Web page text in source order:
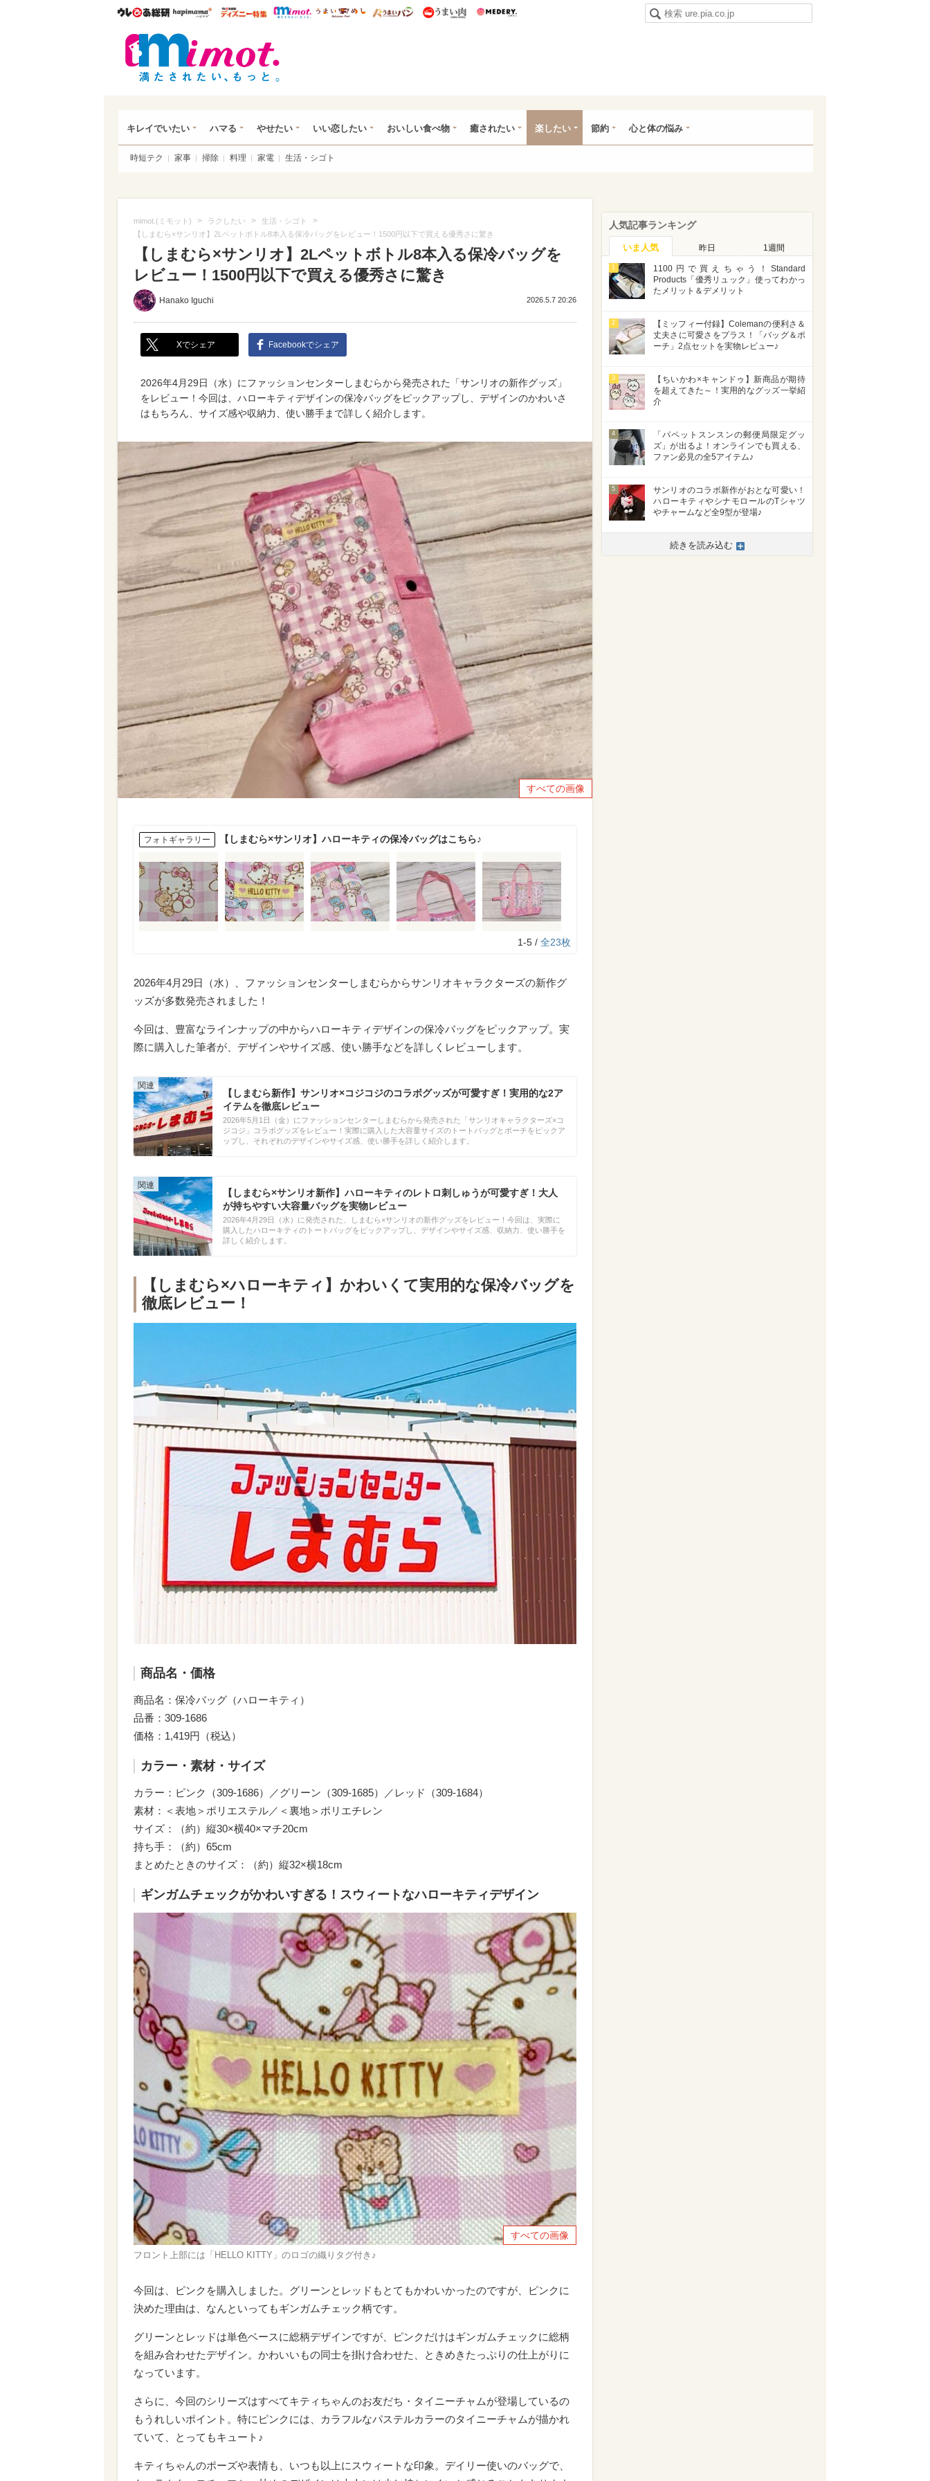
ウレぴあ総研ハピママ* ウレぴあ総研 ディズニー特集
mimot. うまいめし うまいパン うまい肉
キレイでいたい ハマる やせたい いい恋したい おいしい食べ物 癒されたい 楽したい 節約 心と体の悩み
時短テク 家事 掃除 料理 家電 生活・シゴト
mimot.(ミモット) > ラクしたい > 生活・シゴト >
【しまむら×サンリオ】2Lペットボトル8本入る保冷バッグをレビュー！1500円以下で買える優秀さに驚き
【しまむら×サンリオ】2Lペットボトル8本入る保冷バッグを
レビュー！1500円以下で買える優秀さに驚き
Hanako Iguchi 2026.5.7 20:26
Xでシェア Facebookでシェア
2026年4月29日（水）にファッションセンターしまむらから発売された「サンリオの新作グッズ」
をレビュー！今回は、ハローキティデザインの保冷バッグをピックアップし、デザインのかわいさ
はもちろん、サイズ感や収納力、使い勝手まで詳しく紹介します。
すべての画像
フォトギャラリー 【しまむら×サンリオ】ハローキティの保冷バッグはこちら♪
1-5 / 全23枚
2026年4月29日（水）、ファッションセンターしまむらからサンリオキャラクターズの新作グ
ッズが多数発売されました！
今回は、豊富なラインナップの中からハローキティデザインの保冷バッグをピックアップ。実
際に購入した筆者が、デザインやサイズ感、使い勝手などを詳しくレビューします。
【しまむら新作】サンリオ×コジコジのコラボグッズが可愛すぎ！実用的な2ア
イテムを徹底レビュー
2026年5月1日（金）にファッションセンターしまむらから発売された「サンリオキャラクターズ×コ
ジコジ」コラボグッズをレビュー！実際に購入した大容量サイズのトートバッグとポーチをピックア
ップし、それぞれのデザインやサイズ感、使い勝手を詳しく紹介します。
【しまむら×サンリオ新作】ハローキティのレトロ刺しゅうが可愛すぎ！大人
が持ちやすい大容量バッグを実物レビュー
2026年4月29日（水）に発売された、しまむら×サンリオの新作グッズをレビュー！今回は、実際に
購入したハローキティのトートバッグをピックアップし、デザインやサイズ感、収納力、使い勝手を
詳しく紹介します。
【しまむら×ハローキティ】かわいくて実用的な保冷バッグを
徹底レビュー！
商品名・価格
商品名：保冷バッグ（ハローキティ）
品番：309-1686
価格：1,419円（税込）
カラー・素材・サイズ
カラー：ピンク（309-1686）／グリーン（309-1685）／レッド（309-1684）
素材：＜表地＞ポリエステル／＜裏地＞ポリエチレン
サイズ：（約）縦30×横40×マチ20cm
持ち手：（約）65cm
まとめたときのサイズ：（約）縦32×横18cm
ギンガムチェックがかわいすぎる！スウィートなハローキティデザイン
すべての画像
フロント上部には「HELLO KITTY」のロゴの織りタグ付き♪
今回は、ピンクを購入しました。グリーンとレッドもとてもかわいかったのですが、ピンクに
決めた理由は、なんといってもギンガムチェック柄です。
グリーンとレッドは単色ベースに総柄デザインですが、ピンクだけはギンガムチェックに総柄
を組み合わせたデザイン。かわいいもの同士を掛け合わせた、ときめきたっぷりの仕上がりに
なっています。
さらに、今回のシリーズはすべてキティちゃんのお友だち・タイニーチャムが登場しているの
もうれしいポイント。特にピンクには、カラフルなパステルカラーのタイニーチャムが描かれ
ていて、とってもキュート♪
キティちゃんのポーズや表情も、いつも以上にスウィートな印象。デイリー使いのバッグで、
人気記事ランキング
いま人気 昨日 1週間
1
1100円で買えちゃう！Standard
Products「優秀リュック」使ってわかっ
たメリット＆デメリット
2
【ミッフィー付録】Colemanの便利さ＆
丈夫さに可愛さをプラス！「バッグ＆ポ
ーチ」2点セットを実物レビュー♪
3
【ちいかわ×キャンドゥ】新商品が期待
を超えてきた～！実用的なグッズ一挙紹
介
4
「パペットスンスンの郵便局限定グッ
ズ」が出るよ！オンラインでも買える、
ファン必見の全5アイテム♪
5
サンリオのコラボ新作がおとな可愛い！
ハローキティやシナモロールのTシャツ
やチャームなど全9型が登場♪
続きを読み込む